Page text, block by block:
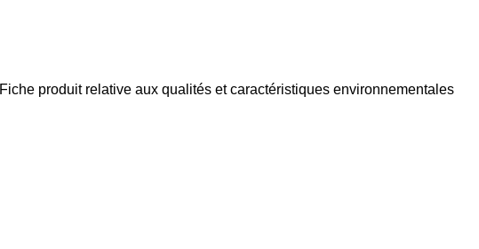
Fiche produit relative aux qualités et caractéristiques environnementales